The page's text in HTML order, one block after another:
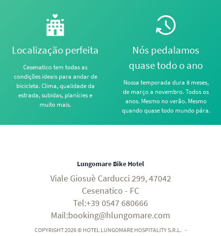
Localização perfeita
Cesenatico tem todas as
condições ideais para andar de
bicicleta. Clima, qualidade da
estrada, subidas, planícies e
muito mais.
Nós pedalamos
quase todo o ano
Nossa temporada dura 8 meses,
de março a novembro. Todos os
anos. Mesmo no verão. Mesmo
quando quase todo mundo pára.
Lungomare Bike Hotel
Viale Giosuè Carducci 299, 47042
Cesenatico - FC
Tel:+39 0547 680666
Mail:booking@hlungomare.com
COPYRIGHT 2026 © HOTEL LUNGOMARE HOSPITALITY S.R.L. -